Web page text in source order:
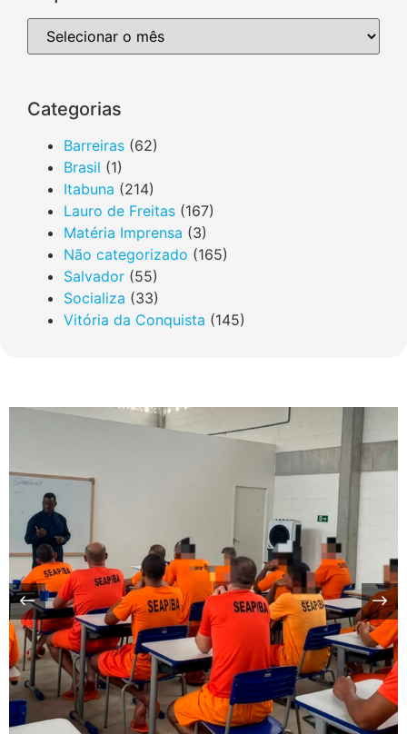
Categorias
Barreiras (62)
Brasil (1)
Itabuna (214)
Lauro de Freitas (167)
Matéria Imprensa (3)
Não categorizado (165)
Salvador (55)
Socializa (33)
Vitória da Conquista (145)